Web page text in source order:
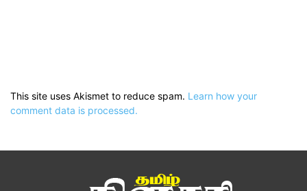
This site uses Akismet to reduce spam. Learn how your
comment data is processed.